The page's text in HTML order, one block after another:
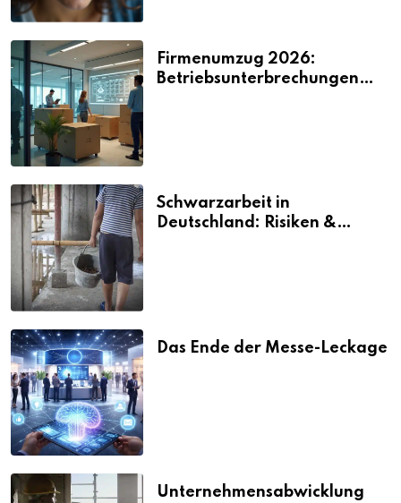
Firmenumzug 2026:
Betriebsunterbrechungen
Schwarzarbeit in
Deutschland: Risiken &
Das Ende der Messe-Leckage
Unternehmensabwicklung